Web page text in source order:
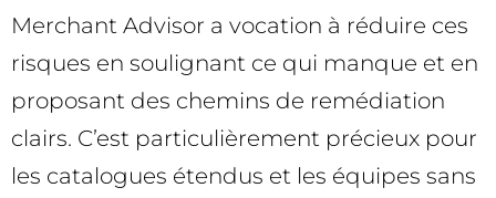
Merchant Advisor a vocation à réduire ces
risques en soulignant ce qui manque et en
proposant des chemins de remédiation
clairs. C’est particulièrement précieux pour
les catalogues étendus et les équipes sans